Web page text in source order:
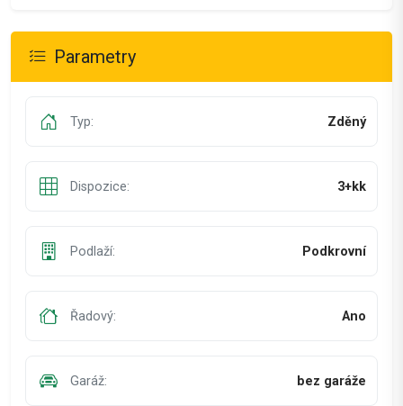
Parametry
Typ: Zděný
Dispozice: 3+kk
Podlaží: Podkrovní
Řadový: Ano
Garáž: bez garáže